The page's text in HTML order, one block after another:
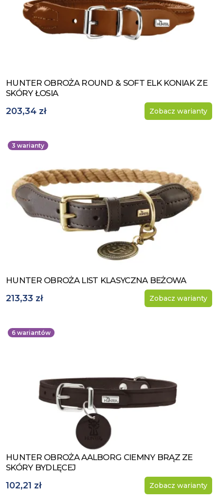
Zobacz produkt
HUNTER OBROŻA ROUND & SOFT ELK KONIAK ZE
SKÓRY ŁOSIA
203,34 zł Zobacz warianty
3 warianty
Zobacz produkt
HUNTER OBROŻA LIST KLASYCZNA BEŻOWA
213,33 zł Zobacz warianty
6 wariantów
Zobacz produkt
HUNTER OBROŻA AALBORG CIEMNY BRĄZ ZE
SKÓRY BYDLĘCEJ
102,21 zł Zobacz warianty